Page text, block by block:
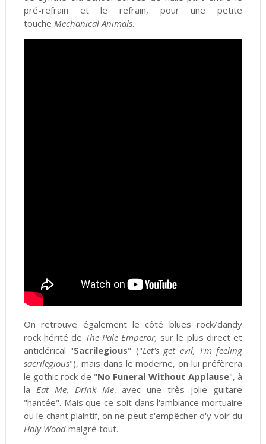
pré-refrain et le refrain, pour une petite
touche Mechanical Animals.
On retrouve également le côté blues rock/dandy
rock hérité de The Pale Emperor, sur le plus direct et
anticlérical "Sacrilegious" ("Let's get evil, I'm feeling
sacrilegious"), mais dans le moderne, on lui préfèrera
le gothic rock de "No Funeral Without Applause", à
la Eat Me, Drink Me, avec une très jolie guitare
"hantée". Mais que ce soit dans l'ambiance mortuaire
ou le chant plaintif, on ne peut s'empêcher d'y voir du
Holy Woodmalgré tout.